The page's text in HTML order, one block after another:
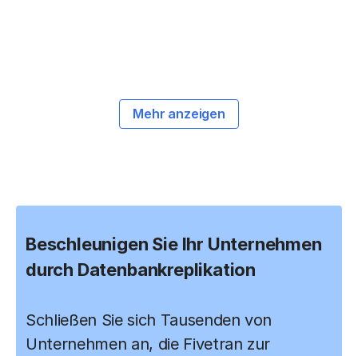
Mehr anzeigen
Beschleunigen Sie Ihr Unternehmen
durch Datenbankreplikation
Schließen Sie sich Tausenden von
Unternehmen an, die Fivetran zur